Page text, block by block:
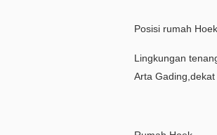
Posisi rumah
Lingkungan
Arta